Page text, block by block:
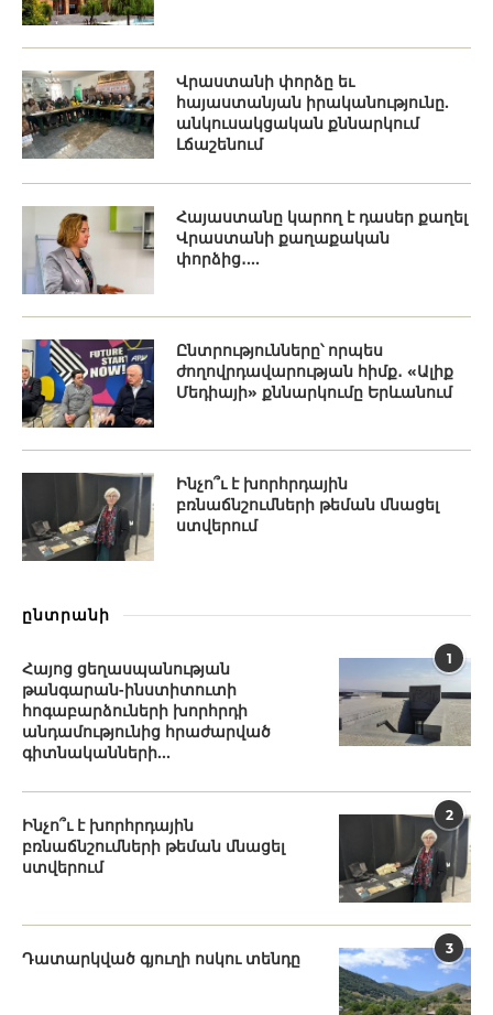
Վրաստանի փորձը եւ
հայաստանյան իրականությունը.
անկուսակցական քննարկում
Լճաշենում
Հայաստանը կարող է դասեր քաղել
Վրաստանի քաղաքական
փորձից․...
Ընտրությունները՝ որպես
ժողովրդավարության հիմք․ «Ալիք
Մեդիայի» քննարկումը Երևանում
Ինչո՞ւ է խորհրդային
բռնաճնշումների թեման մնացել
ստվերում
ընտրանի
1
Հայոց ցեղասպանության
թանգարան-ինստիտուտի
հոգաբարձուների խորհրդի
անդամությունից հրաժարված
գիտնականների...
2
Ինչո՞ւ է խորհրդային
բռնաճնշումների թեման մնացել
ստվերում
3
Դատարկված գյուղի ոսկու տենդը